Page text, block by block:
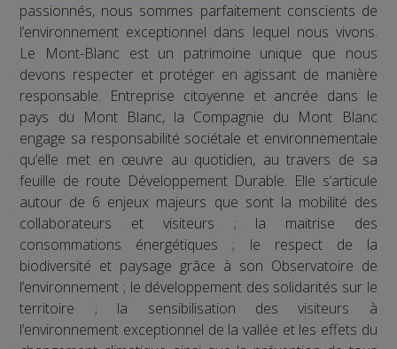
passionnés, nous sommes parfaitement conscients de
l’environnement exceptionnel dans lequel nous vivons.
Le Mont-Blanc est un patrimoine unique que nous
devons respecter et protéger en agissant de manière
responsable. Entreprise citoyenne et ancrée dans le
pays du Mont Blanc, la Compagnie du Mont Blanc
engage sa responsabilité sociétale et environnementale
qu’elle met en œuvre au quotidien, au travers de sa
feuille de route Développement Durable. Elle s’articule
autour de 6 enjeux majeurs que sont la mobilité des
collaborateurs et visiteurs ; la maitrise des
consommations énergétiques ; le respect de la
biodiversité et paysage grâce à son Observatoire de
l’environnement ; le développement des solidarités sur le
territoire ; la sensibilisation des visiteurs à
l’environnement exceptionnel de la vallée et les effets du